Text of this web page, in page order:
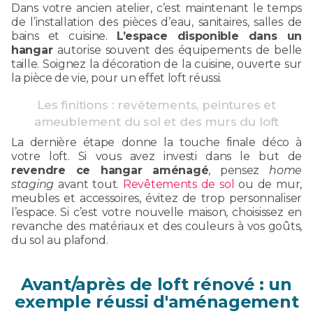
Dans votre ancien atelier, c’est maintenant le temps
de l’installation des pièces d’eau, sanitaires, salles de
bains et cuisine. L’espace disponible dans un
hangarautorise souvent des équipements de belle
taille. Soignez la décoration de la cuisine, ouverte sur
la pièce de vie, pour un effet loft réussi.
Les finitions : revêtements, peintures et
ameublement du sol et des murs du loft
La dernière étape donne la touche finale déco à
votre loft. Si vous avez investi dans le but de
revendre ce hangar aménagé, pensez home
staging avant tout. Revêtements de sol ou de mur,
meubles et accessoires, évitez de trop personnaliser
l’espace. Si c’est votre nouvelle maison, choisissez en
revanche des matériaux et des couleurs à vos goûts,
du sol au plafond.
Avant/après de loft rénové : un
exemple réussi d'aménagement